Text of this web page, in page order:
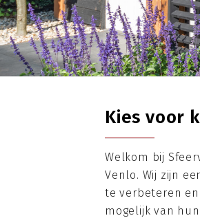
Kies voor
Welkom bij
Venlo. Wij zijn
te verbeteren
mogelijk van